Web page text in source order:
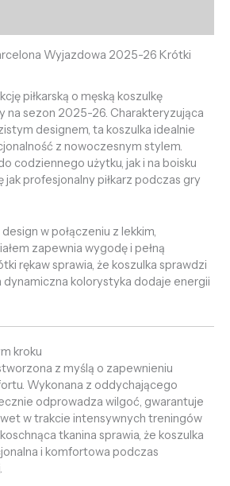
Wyjazdowa 2025-26 Krótki
piłkarską o męską koszulkę
na sezon 2025-26. Charakteryzująca
designem, ta koszulka idealnie
z nowoczesnym stylem.
codziennego użytku, jak i na boisku
jak profesjonalny piłkarz podczas gry
w połączeniu z lekkim,
zapewnia wygodę i pełną
rękaw sprawia, że koszulka sprawdzi
dynamiczna kolorystyka dodaje energii
kroku
z myślą o zapewnieniu
Wykonana z oddychającego
odprowadza wilgoć, gwarantuje
w trakcie intensywnych treningów
tkanina sprawia, że koszulka
i komfortowa podczas